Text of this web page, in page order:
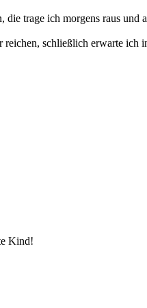
die trage ich morgens raus und
reichen, schließlich erwarte ich
Kind!